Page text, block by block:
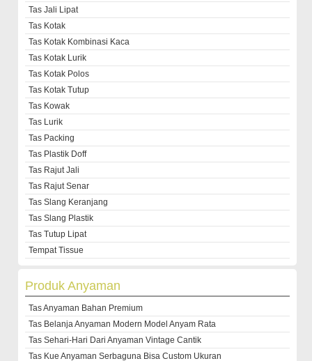
Tas Jali Lipat
Tas Kotak
Tas Kotak Kombinasi Kaca
Tas Kotak Lurik
Tas Kotak Polos
Tas Kotak Tutup
Tas Kowak
Tas Lurik
Tas Packing
Tas Plastik Doff
Tas Rajut Jali
Tas Rajut Senar
Tas Slang Keranjang
Tas Slang Plastik
Tas Tutup Lipat
Tempat Tissue
Produk Anyaman
Tas Anyaman Bahan Premium
Tas Belanja Anyaman Modern Model Anyam Rata
Tas Sehari-Hari Dari Anyaman Vintage Cantik
Tas Kue Anyaman Serbaguna Bisa Custom Ukuran